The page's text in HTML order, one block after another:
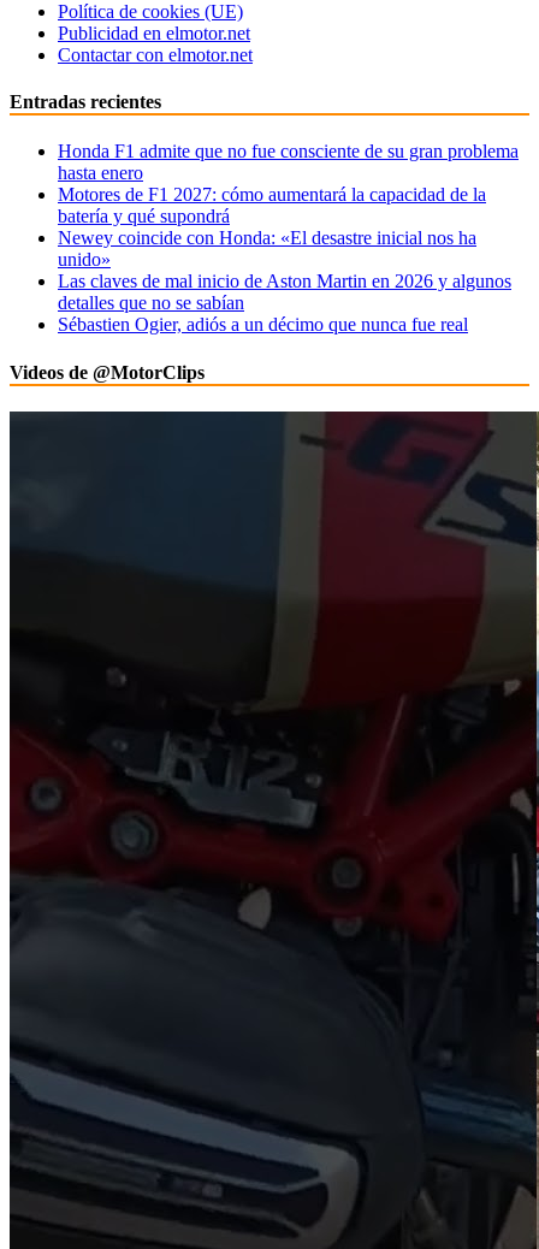
Política de cookies (UE)
Publicidad en elmotor.net
Contactar con elmotor.net
Entradas recientes
Honda F1 admite que no fue consciente de su gran problema
hasta enero
Motores de F1 2027: cómo aumentará la capacidad de la
batería y qué supondrá
Newey coincide con Honda: «El desastre inicial nos ha
unido»
Las claves de mal inicio de Aston Martin en 2026 y algunos
detalles que no se sabían
Sébastien Ogier, adiós a un décimo que nunca fue real
Videos de @MotorClips